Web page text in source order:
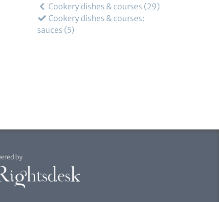
Cookery dishes & courses 29
Cookery dishes & courses:
sauces 5
by